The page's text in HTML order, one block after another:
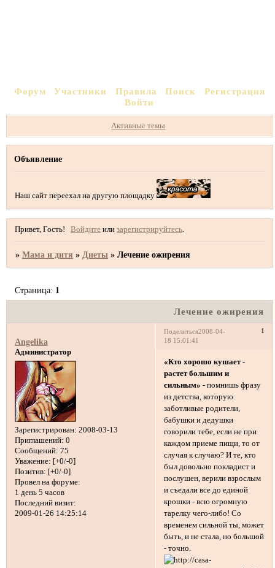
Форум Участники Правила Поиск
Регистрация
Войти
Активные темы
Объявление
Наш сайт переехал на другую площадку
Привет, Гость! Войдите илизарегистрируйтесь
»Мама и дитя » Диеты »Лечение ожирения
Лечение ожирения
Страница: 1
Поделиться 1
2008-04-
18 15:01:41
Angelika
Администратор
Зарегистрирован: 2008-03-13
Приглашений: 0
Сообщений: 75
Уважение: [+0/-0]
Позитив: [+0/-0]
Провел на форуме:
1 день 5 часов
Последний визит:
2009-01-26 14:25:14
«Кто хорошо кушает -
растет большим и
сильным» - помнишь фразу
из детства, которую
заботливые родители,
бабушки и дедушки
говорили тебе, если не при
каждом приеме пищи, то от
случая к случаю? И те, кто
был довольно покладист и
послушен, верили взрослым
и съедали все до единой
крошки - всю огромную
тарелку чего-либо! Со
временем сильной ты, может
быть, и не стала, но большой
- точно.